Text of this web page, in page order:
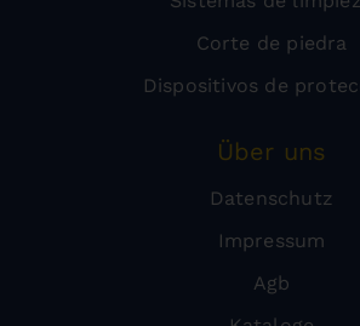
Corte de piedra
Dispositivos de
Über uns
Datenschutz
Impressum
Agb